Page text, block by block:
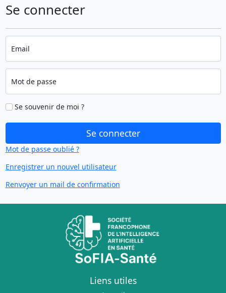
Se connecter
Email
Mot de passe
Se souvenir de moi ?
Se connecter
Mot de passe oublié ?
Enregistrer un nouvel utilisateur
Renvoyer un mail de confirmation
Liens utiles